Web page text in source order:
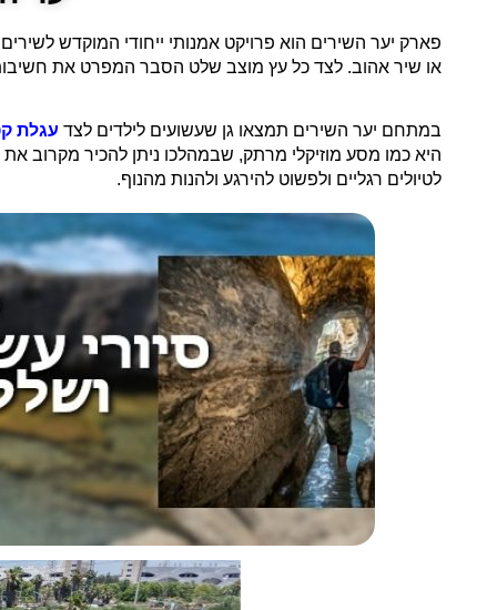
פארק יער השירים הוא פרויקט אמנותי ייחודי המוקדש
או שיר אהוב. לצד כל עץ מוצב שלט הסבר המפרט את
במתחם יער השירים תמצאו גן שעשועים לילדים לצד עגלת
היא כמו מסע מוזיקלי מרתק, שבמהלכו ניתן להכיר מקרוב
לטיולים רגליים ולפשוט להירגע ולהנות מהנוף.